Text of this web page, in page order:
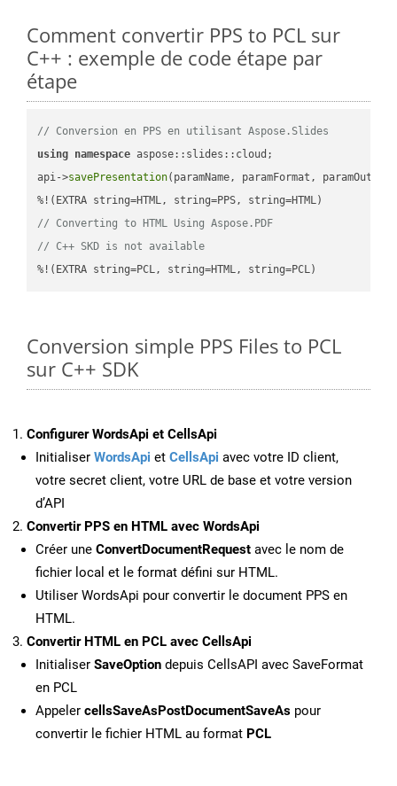
Comment convertir PPS to PCL sur
C++ : exemple de code étape par
étape
// Conversion en PPS en utilisant Aspose.Slides
using namespace aspose::slides::cloud;
api->savePresentation(paramName, paramFormat,
// Converting to HTML Using Aspose.PDF
// C++ SKD is not available
%!(EXTRA string=PCL, string=HTML, string=PCL)
Conversion simple PPS Files to PCL
sur C++ SDK
Configurer WordsApi et CellsApi
Initialiser WordsApi et CellsApi avec votre ID client,
votre secret client, votre URL de base et votre version
d’API
Convertir PPS en HTML avec WordsApi
Créer une ConvertDocumentRequest avec le nom de
fichier local et le format défini sur HTML.
Utiliser WordsApi pour convertir le document PPS en
HTML.
Convertir HTML en PCL avec CellsApi
Initialiser SaveOption depuis CellsAPI avec SaveFormat
en PCL
Appeler cellsSaveAsPostDocumentSaveAs pour
convertir le fichier HTML au format PCL